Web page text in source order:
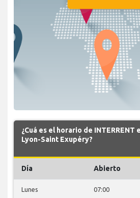
¿Cuá es el horario de
Lyon-Saint Exupéry?
Día Abierto
Lunes 07:00